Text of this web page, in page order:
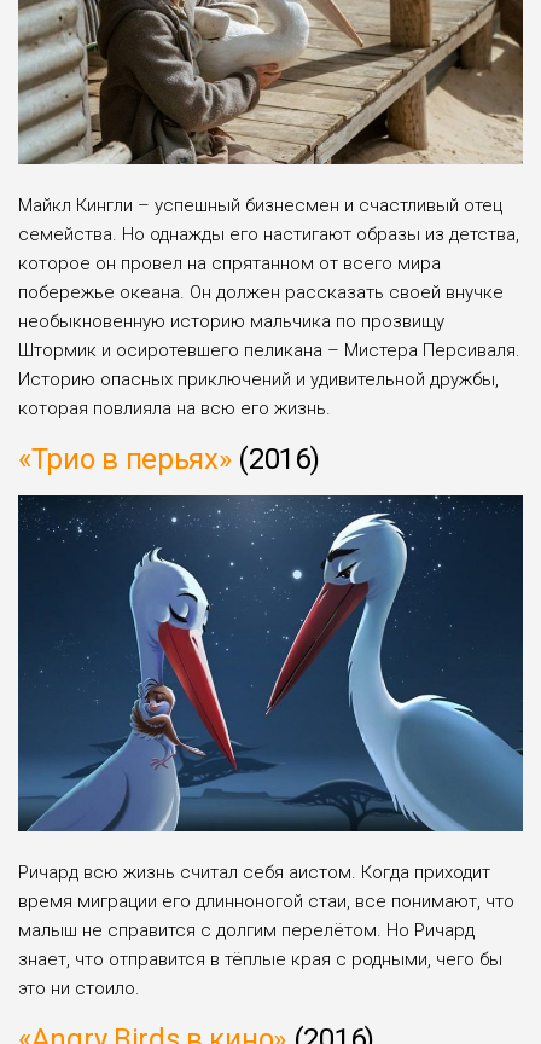
Майкл Кингли – успешный бизнесмен и счастливый отец
семейства. Но однажды его настигают образы из детства,
которое он провел на спрятанном от всего мира
побережье океана. Он должен рассказать своей внучке
необыкновенную историю мальчика по прозвищу
Штормик и осиротевшего пеликана – Мистера Персиваля.
Историю опасных приключений и удивительной дружбы,
которая повлияла на всю его жизнь.
«Трио в перьях»(2016)
Ричард всю жизнь считал себя аистом. Когда приходит
время миграции его длинноногой стаи, все понимают, что
малыш не справится с долгим перелётом. Но Ричард
знает, что отправится в тёплые края с родными, чего бы
это ни стоило.